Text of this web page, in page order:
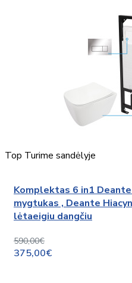
Top Turime sandėlyje
Komplektas 6 in1
mygtukas , Deante
lėtaeigiu dangčiu
590,00€
375,00€